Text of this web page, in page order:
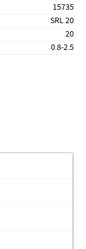
15735
SRL 20
20
0.8-2.5